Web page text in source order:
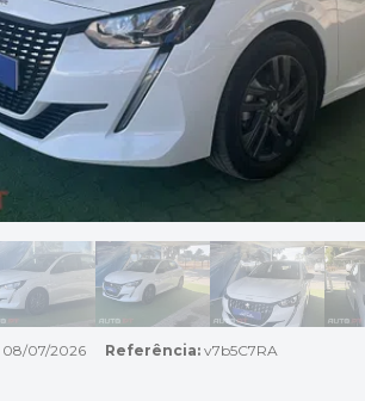
08/07/2026 Referência: v7b5C7RA